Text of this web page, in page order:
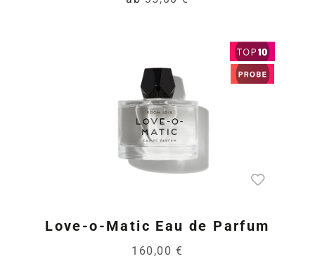
Love-o-Matic Eau de Parfum
160,00 €